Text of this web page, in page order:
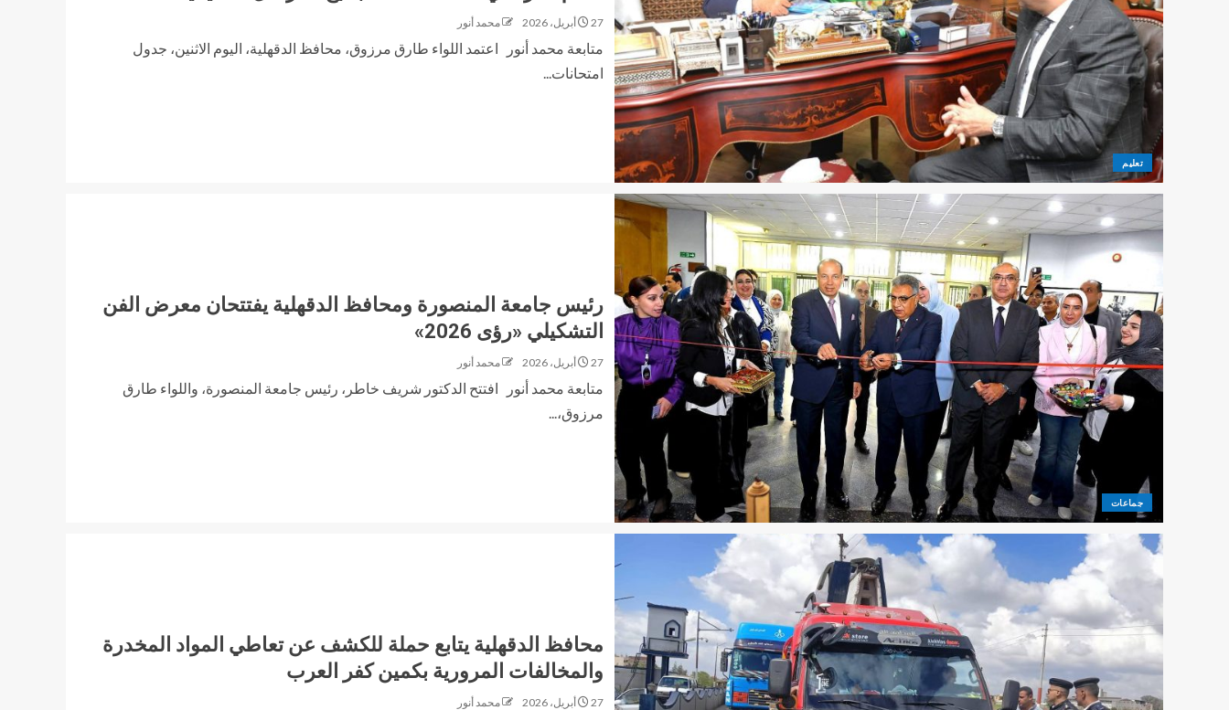
تعليم
27 أبريل، 2026 محمد أنور
متابعة محمد أنور اعتمد اللواء طارق مرزوق، محافظ الدقهلية، اليوم الاثنين، جدول
امتحانات...
جماعات
رئيس جامعة المنصورة ومحافظ الدقهلية يفتتحان معرض الفن
التشكيلي «رؤى 2026»
27 أبريل، 2026 محمد أنور
متابعة محمد أنور افتتح الدكتور شريف خاطر، رئيس جامعة المنصورة، واللواء طارق
مرزوق،...
محافظ الدقهلية يتابع حملة للكشف عن تعاطي المواد المخدرة
والمخالفات المرورية بكمين كفر العرب
27 أبريل، 2026 محمد أنور